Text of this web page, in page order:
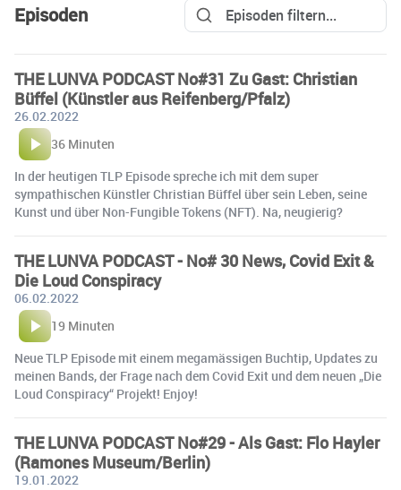
Episoden
THE LUNVA PODCAST No#31 Zu Gast: Christian
Büffel (Künstler aus Reifenberg/Pfalz)
26.02.2022
36 Minuten
In der heutigen TLP Episode spreche ich mit dem super
sympathischen Künstler Christian Büffel über sein Leben, seine
Kunst und über Non-Fungible Tokens (NFT). Na, neugierig?
THE LUNVA PODCAST - No# 30 News, Covid Exit &
Die Loud Conspiracy
06.02.2022
19 Minuten
Neue TLP Episode mit einem megamässigen Buchtip, Updates zu
meinen Bands, der Frage nach dem Covid Exit und dem neuen „Die
Loud Conspiracy“ Projekt! Enjoy!
THE LUNVA PODCAST No#29 - Als Gast: Flo Hayler
(Ramones Museum/Berlin)
19.01.2022